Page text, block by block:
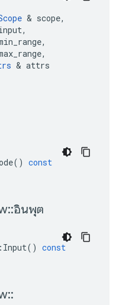
& scope,
,
,
,
& attrs
() const
::อินพุต
Input() const
::